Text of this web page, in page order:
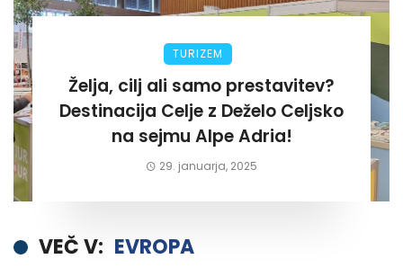
TURIZEM
Želja, cilj ali samo prestavitev?
Destinacija Celje z Deželo Celjsko
na sejmu Alpe Adria!
29. januarja, 2025
VEČ V: EVROPA